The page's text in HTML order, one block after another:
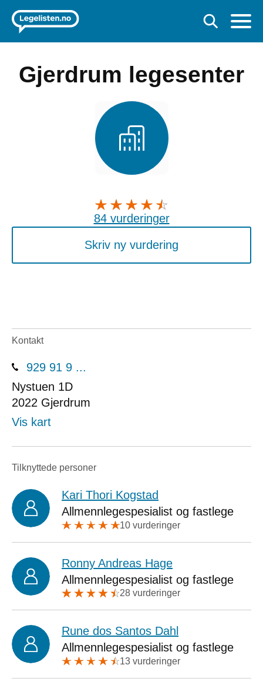
Gjerdrum legesenter
84 vurderinger
Skriv ny vurdering
Kontakt
929 91 9 ...
Nystuen 1D
2022 Gjerdrum
Vis kart
Tilknyttede personer
Kari Thori Kogstad
Allmennlegespesialist og fastlege
10 vurderinger
Ronny Andreas Hage
Allmennlegespesialist og fastlege
28 vurderinger
Rune dos Santos Dahl
Allmennlegespesialist og fastlege
13 vurderinger